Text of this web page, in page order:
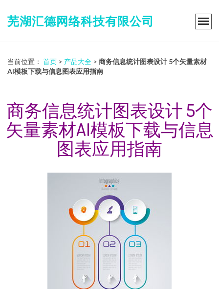
芜湖汇德网络科技有限公司
当前位置： 首页 > 产品大全 > 商务信息统计图表设计 5个矢量素材
AI模板下载与信息图表应用指南
商务信息统计图表设计 5个
矢量素材AI模板下载与信息
图表应用指南